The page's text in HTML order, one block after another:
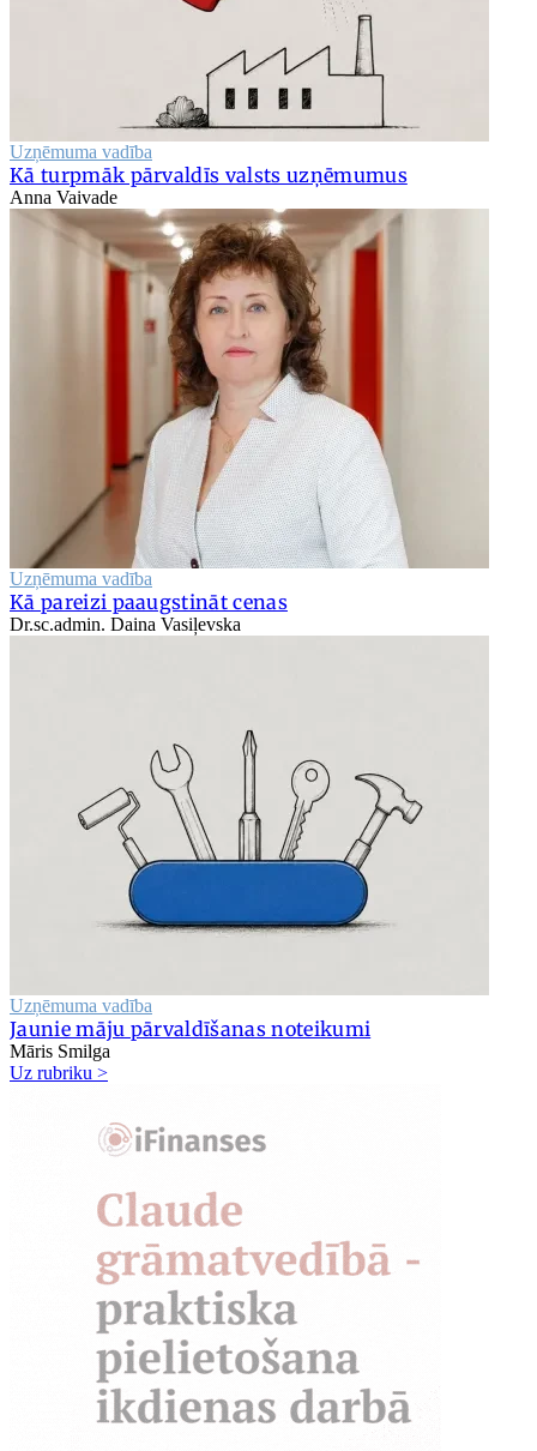
Uzņēmuma vadība
Kā turpmāk pārvaldīs valsts uzņēmumus
Anna Vaivade
Uzņēmuma vadība
Kā pareizi paaugstināt cenas
Dr.sc.admin. Daina Vasiļevska
Uzņēmuma vadība
Jaunie māju pārvaldīšanas noteikumi
Māris Smilga
Uz rubriku >